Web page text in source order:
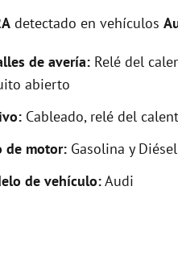
detectado en vehículos
de avería: Relé del
abierto
Cableado, relé del
de motor: Gasolina y Diésel
de vehículo:Audi